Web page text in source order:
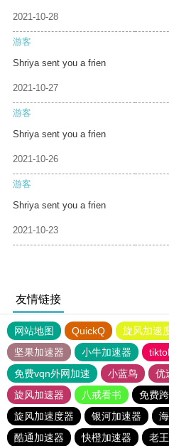
2021-10-28
游客
Shriya sent you a frien
2021-10-27
游客
Shriya sent you a frien
2021-10-26
游客
Shriya sent you a frien
2021-10-23
友情链接
网站地图 QuickQ 旋风加速
坚果加速器
小牛加速器
免费vqn外网加速
小蓝鸟 优
旋风加速器
八戒看书 免费
旋风加速度器
银河加速器
酷通加速器
快橙加速器 老